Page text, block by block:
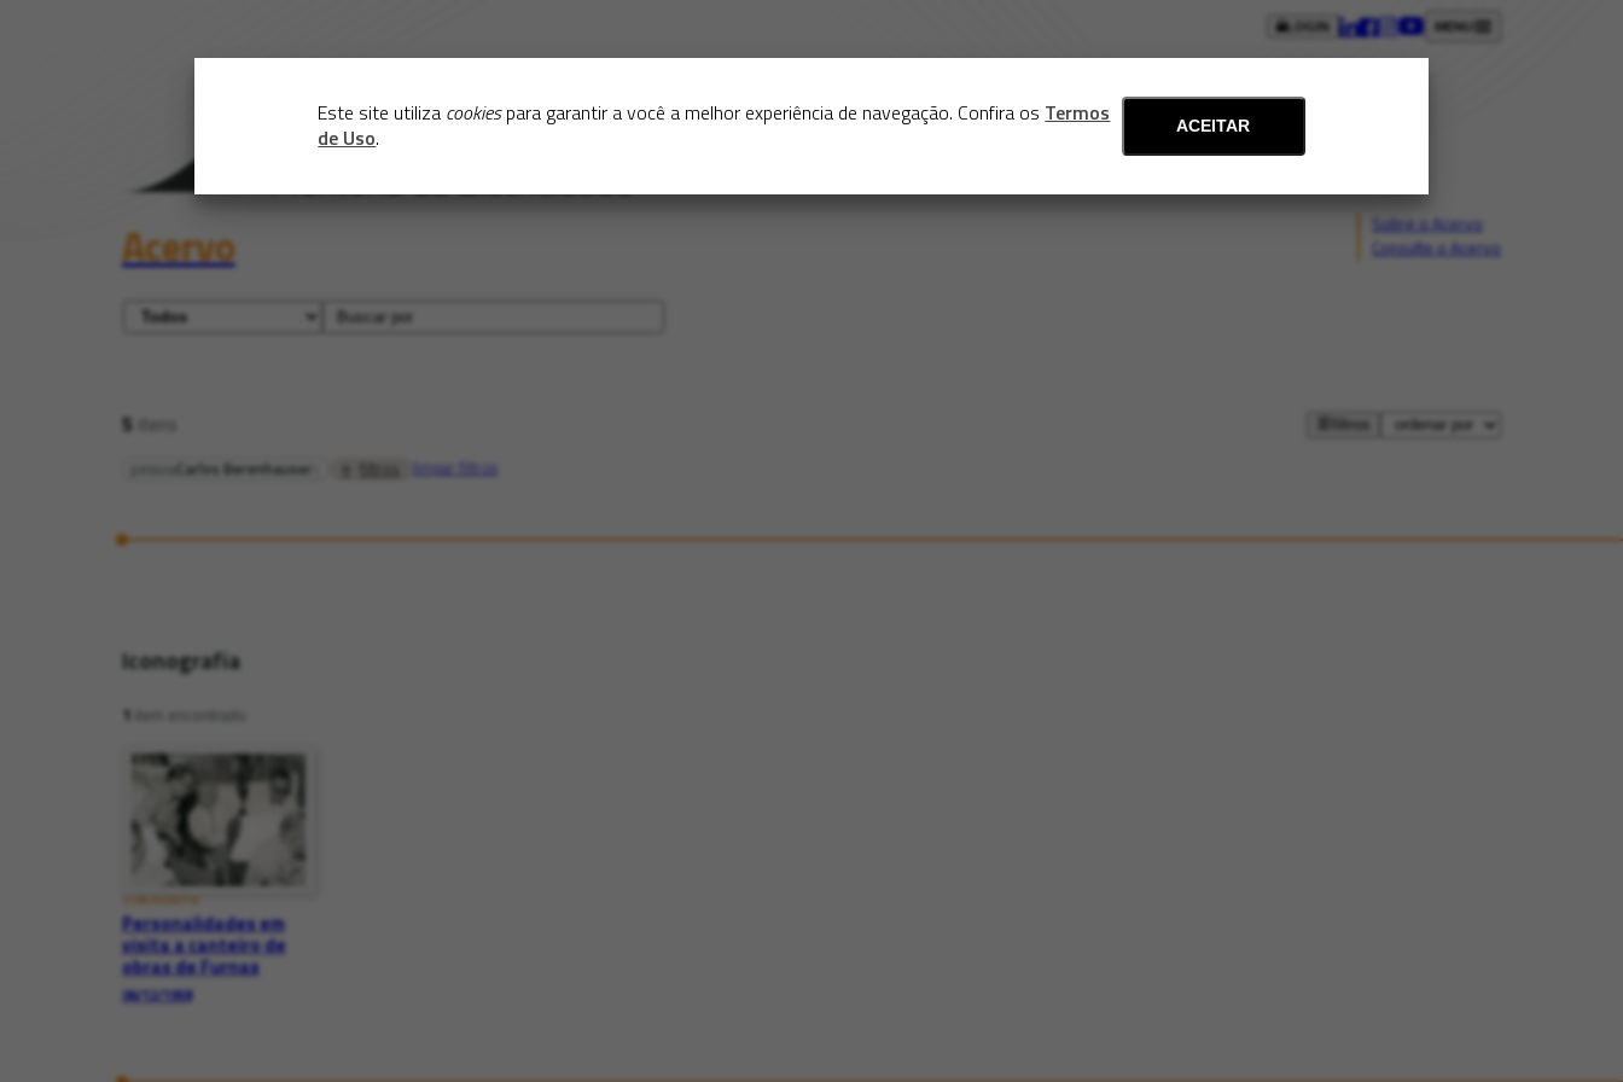
Este site utiliza cookiespara garantir a você a melhor experiência de navegação. Confira os Termos
de Uso. ACEITAR
LOGIN
Acervo
Sobre o Acervo
Consulte o Acervo
5itens filtros
pessoaCarlos Berenhauser filtros limpar filtros
Iconografia
1
ICONOGRAFIA
Personalidades em
visita a canteiro de
obras de Furnas
06/12/1958